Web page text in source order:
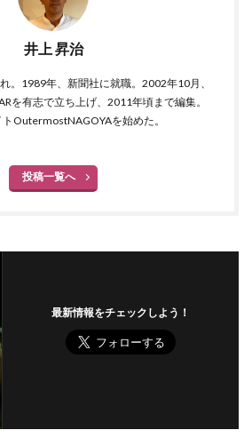
井上 昇治
。1989年、新聞社に就職。2002年10月、
を有志で立ち上げ、2011年頃まで編集。
OutermostNAGOYAを始めた。
投稿一覧へ
最新情報をチェックしよう！